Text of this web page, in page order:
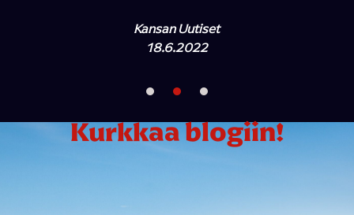
Kansan Uutiset
18.6.2022
Kurkkaa blogiin!